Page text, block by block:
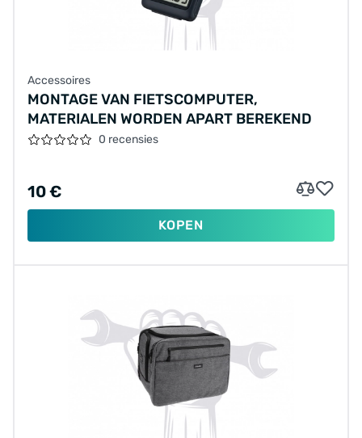
Accessoires
MONTAGE VAN FIETSCOMPUTER,
MATERIALEN WORDEN APART BEREKEND
0 recensies
10 €
KOPEN